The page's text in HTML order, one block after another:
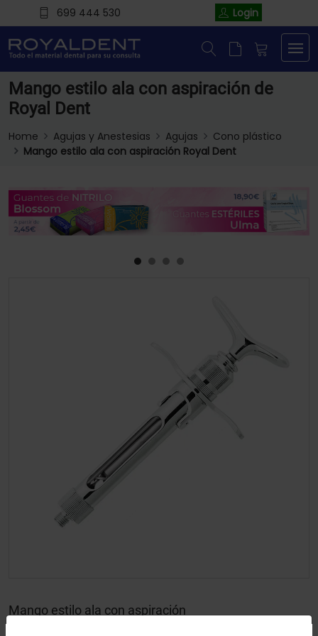
699 444 530 Login
Mango estilo ala con aspiración de
Royal Dent
Home Agujas y Anestesias Agujas
Cono plástico
Mango estilo ala con aspiración Royal Dent
Mango estilo ala con aspiración